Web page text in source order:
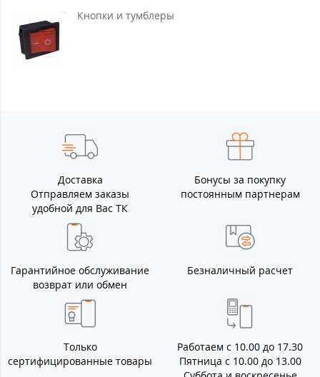
Кнопки и тумблеры
Доставка
Отправляем заказы
удобной для Вас ТК
Бонусы за покупку
постоянным партнерам
Гарантийное обслуживание
возврат или обмен
Безналичный расчет
Только
сертифицированные товары
Работаем с 10.00 до 17.30
Пятница с 10.00 до 13.00